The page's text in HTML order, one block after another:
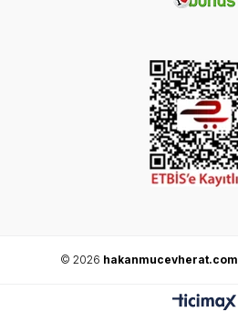
© 2026 hakanmucevherat.com